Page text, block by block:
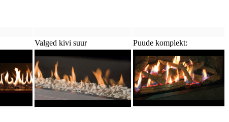
Valged kivi suur Puude komplekt: